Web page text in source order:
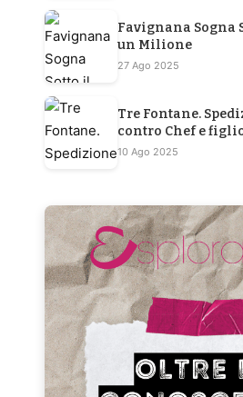
Favignana Sogna
un Milione
27 Ago 2025
Tre Fontane.
contro Chef e
10 Ago 2025